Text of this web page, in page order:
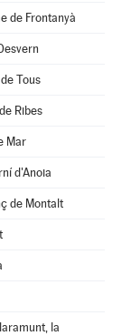
de Frontanyà
Tous
Ribes
Mar
d'Anoia
de Montalt
la